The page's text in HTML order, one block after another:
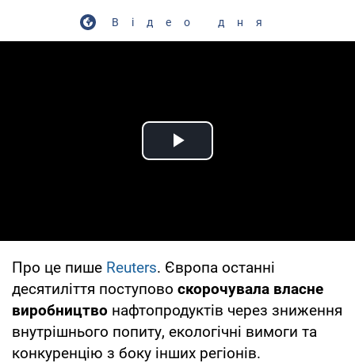
Відео дня
Play Video
Про це пише Reuters. Європа останні
десятиліття поступово скорочувала власне
виробництво нафтопродуктів через зниження
внутрішнього попиту, екологічні вимоги та
конкуренцію з боку інших регіонів.